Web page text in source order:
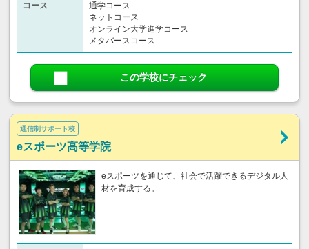
コース
通学コース
ネットコース
オンライン大学進学コース
メタバースコース
この学校にチェック
通信制サポート校
eスポーツ高等学院
eスポーツを通じて、社会で活躍できるデジタル人
材を育成する。